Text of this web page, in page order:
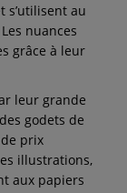
s’utilisent au
nuances
grâce à leur
leur grande
godets de
de prix
illustrations,
aux papiers